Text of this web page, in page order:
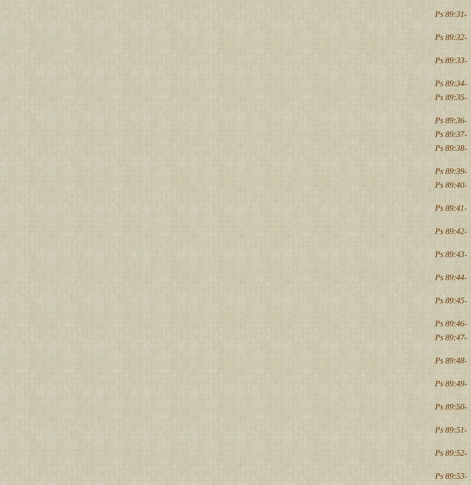
Ps 89:31-
Ps 89:32-
Ps 89:33-
Ps 89:34-
Ps 89:35-
Ps 89:36-
Ps 89:37-
Ps 89:38-
Ps 89:39-
Ps 89:40-
Ps 89:41-
Ps 89:42-
Ps 89:43-
Ps 89:44-
Ps 89:45-
Ps 89:46-
Ps 89:47-
Ps 89:48-
Ps 89:49-
Ps 89:50-
Ps 89:51-
Ps 89:52-
Ps 89:53-